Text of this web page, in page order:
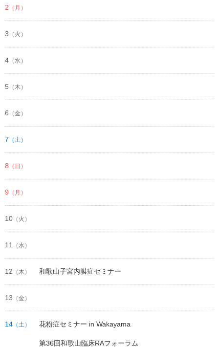
2 （月）
3 （火）
4 （水）
5 （木）
6 （金）
7 （土）
8 （日）
9 （月）
10 （火）
11 （水）
12 （木） 和歌山子宮内膜症セミナー
13 （金）
14 （土） 花粉症セミナー in Wakayama
第36回和歌山臨床RAフォーラム